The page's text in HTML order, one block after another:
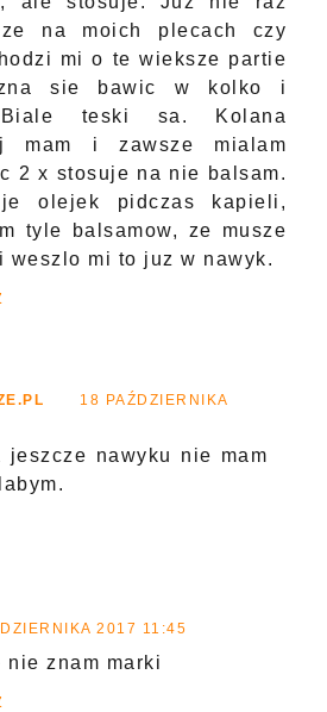
ze na moich plecach czy
mi o te wieksze partie
sie bawic w kolko i
Biale teski sa. Kolana
mam i zawsze mialam
2 x stosuje na nie balsam.
olejek pidczas kapieli,
tyle balsamow, ze musze
weszlo mi to juz w nawyk.
18 PAŹDZIERNIKA
nawyku nie mam
2017 11:45
nie znam marki